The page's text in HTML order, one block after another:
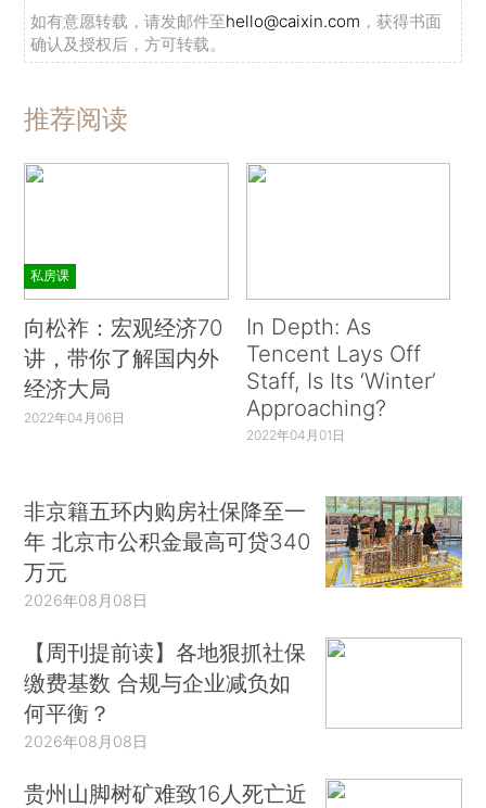
如有意愿转载，请发邮件至hello@caixin.com ，获得书面
确认及授权后，方可转载。
推荐阅读
私房课
向松祚：宏观经济70
讲，带你了解国内外
经济大局
2022年04月06日
In Depth: As
Tencent Lays Off
Staff, Is Its ‘Winter’
Approaching?
2022年04月01日
非京籍五环内购房社保降至一
年 北京市公积金最高可贷340
万元
2026年08月08日
【周刊提前读】各地狠抓社保
缴费基数 合规与企业减负如
何平衡？
2026年08月08日
贵州山脚树矿难致16人死亡近